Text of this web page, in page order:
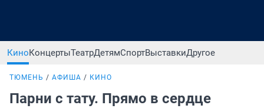
КиноКонцертыТеатрДетямСпортВыставкиДругое
ТЮМЕНЬ АФИША КИНО
Парни с тату. Прямо в сердце